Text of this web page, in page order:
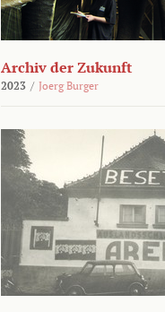
Archiv der Zukunft
2023 / Joerg Burger